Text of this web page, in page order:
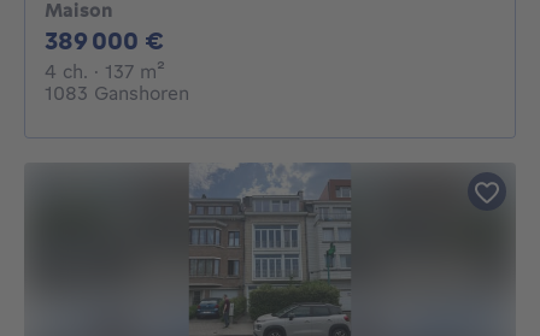
Maison
389 000 €
4 ch. 4 chambres
· 137 m²
1083 Ganshoren